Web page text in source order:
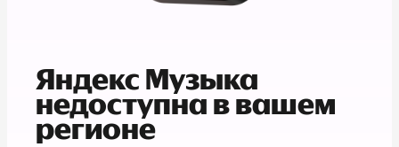
Яндекс Музыка
недоступна в вашем
регионе